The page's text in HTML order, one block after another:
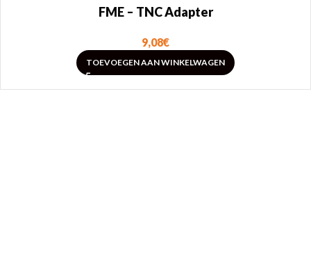
FME – TNC Adapter
9,08€
TOEVOEGEN AAN WINKELWAGEN